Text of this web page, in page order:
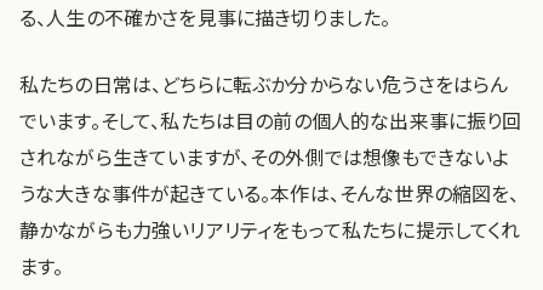
る、人生の不確かさを見事に描き切りました。
私たちの日常は、どちらに転ぶか分からない危うさをはらん
でいます。そして、私たちは目の前の個人的な出来事に振り回
されながら生きていますが、その外側では想像もできないよ
うな大きな事件が起きている。本作は、そんな世界の縮図を、
静かながらも力強いリアリティをもって私たちに提示してくれ
ます。